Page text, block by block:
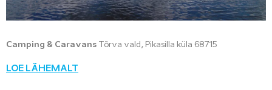
Camping & Caravans Tõrva vald, Pikasilla küla 68715
LOE LÄHEMALT